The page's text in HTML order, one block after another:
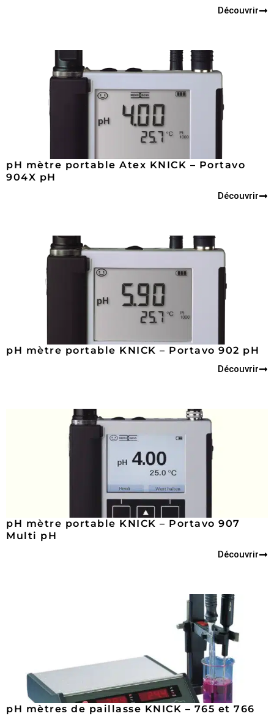
Découvrir
pH mètre portable Atex KNICK – Portavo
904X pH
Découvrir
pH mètre portable KNICK – Portavo 902 pH
Découvrir
pH mètre portable KNICK – Portavo 907
Multi pH
Découvrir
pH mètres de paillasse KNICK – 765 et 766